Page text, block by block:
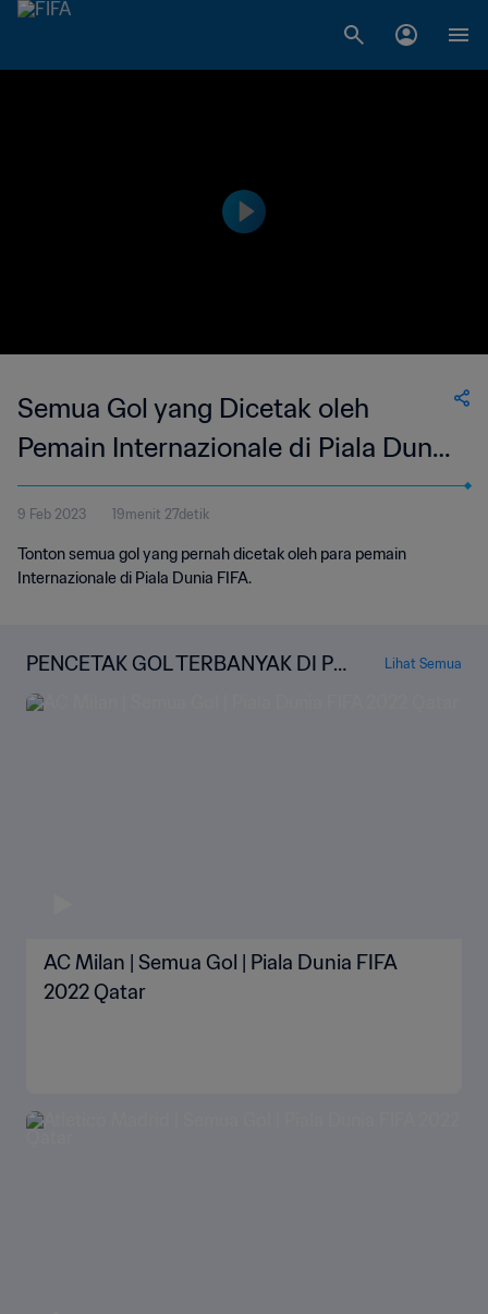
Semua Gol yang Dicetak oleh
Pemain Internazionale di Piala Dunia
FIFA
9 Feb 2023 19menit 27detik
Tonton semua gol yang pernah dicetak oleh para pemain
Internazionale di Piala Dunia FIFA.
PENCETAK GOL TERBANYAK DI PI
ALA DUNIA FIFA
Lihat Semua
AC Milan | Semua Gol | Piala Dunia FIFA
2022 Qatar